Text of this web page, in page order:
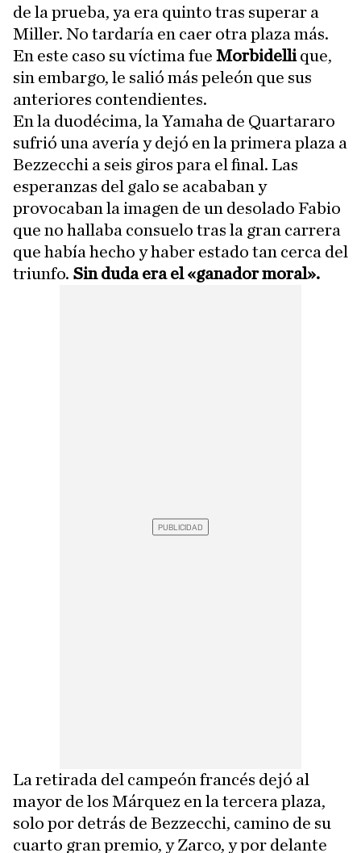
de la prueba, ya era quinto tras superar a
Miller. No tardaría en caer otra plaza más.
En este caso su víctima fue Morbidellique,
sin embargo, le salió más peleón que sus
anteriores contendientes.
En la duodécima, la Yamaha de Quartararo
sufrió una avería y dejó en la primera plaza a
Bezzecchi a seis giros para el final. Las
esperanzas del galo se acababan y
provocaban la imagen de un desolado Fabio
que no hallaba consuelo tras la gran carrera
que había hecho y haber estado tan cerca del
triunfo. Sin duda era el «ganador moral».
La retirada del campeón francés dejó al
mayor de los Márquez en la tercera plaza,
solo por detrás de Bezzecchi, camino de su
cuarto gran premio, y Zarco, y por delante